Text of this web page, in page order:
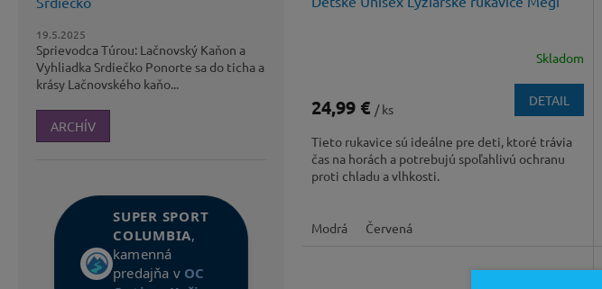
19.5.2025
Sprievodca Túrou: Lačnovský Kaňon a
Vyhliadka Srdiečko Ponorte sa do ticha a
krásy Lačnovského kaňo...
ARCHÍV
SUPER SPORT
COLUMBIA,
kamenná
predajňa v OC
Skladom
24,99 € / ks
DETAIL
Tieto rukavice sú ideálne pre deti, ktoré trávia
čas na horách a potrebujú spoľahlivú ochranu
proti chladu a vlhkosti.
Modrá Červená